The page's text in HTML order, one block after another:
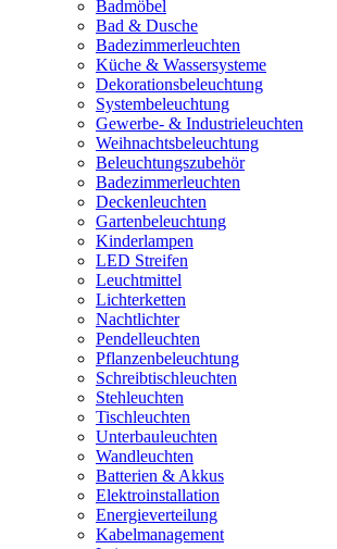
Badmöbel
Bad & Dusche
Badezimmerleuchten
Küche & Wassersysteme
Dekorationsbeleuchtung
Systembeleuchtung
Gewerbe- & Industrieleuchten
Weihnachtsbeleuchtung
Beleuchtungszubehör
Badezimmerleuchten
Deckenleuchten
Gartenbeleuchtung
Kinderlampen
LED Streifen
Leuchtmittel
Lichterketten
Nachtlichter
Pendelleuchten
Pflanzenbeleuchtung
Schreibtischleuchten
Stehleuchten
Tischleuchten
Unterbauleuchten
Wandleuchten
Batterien & Akkus
Elektroinstallation
Energieverteilung
Kabelmanagement